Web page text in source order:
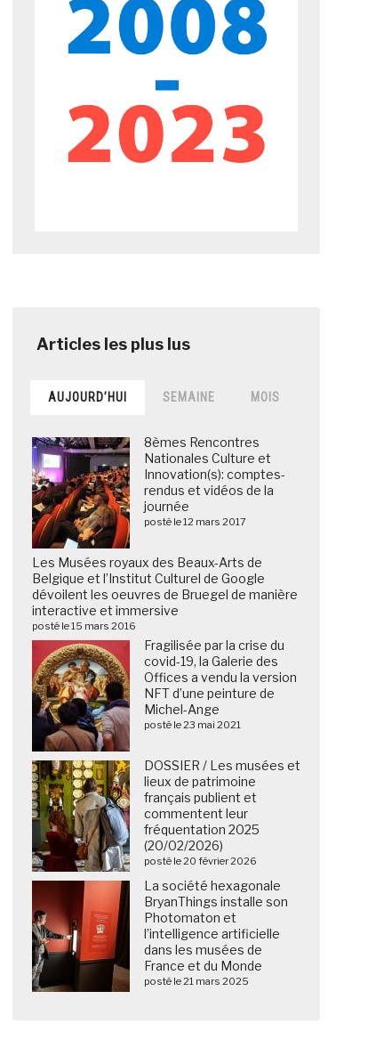
AUJOURD’HUI SEMAINE MOIS
8èmes Rencontres
Nationales Culture et
Innovation(s): comptes-
rendus et vidéos de la
journée
posté le 12 mars 2017
Les Musées royaux des Beaux-Arts de
Belgique et l’Institut Culturel de Google
dévoilent les oeuvres de Bruegel de manière
interactive et immersive
posté le 15 mars 2016
Fragilisée par la crise du
covid-19, la Galerie des
Offices a vendu la version
NFT d’une peinture de
Michel-Ange
posté le 23 mai 2021
DOSSIER / Les musées et
lieux de patrimoine
français publient et
commentent leur
fréquentation 2025
(20/02/2026)
posté le 20 février 2026
La société hexagonale
BryanThings installe son
Photomaton et
l’intelligence artificielle
dans les musées de
France et du Monde
posté le 21 mars 2025